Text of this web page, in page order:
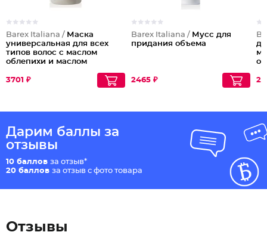
Barex Italiana / Маска
универсальная для всех
типов волос с маслом
облепихи и маслом
3701 ₽
Barex Italiana / Мусс для
придания объема
2465 ₽
Дарим баллы за
отзывы
10 баллов за отзыв*
20 баллов за отзыв с фото товара
Отзывы